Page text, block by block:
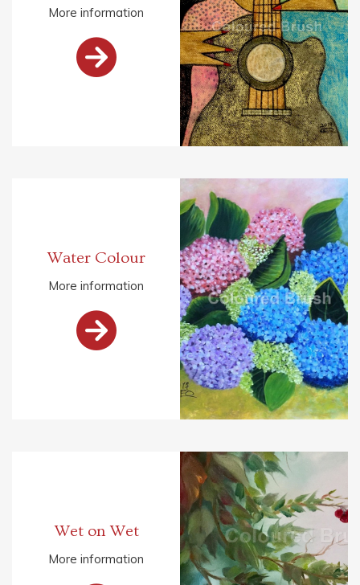
More information

Water Colour
More information

Wet on Wet
More information